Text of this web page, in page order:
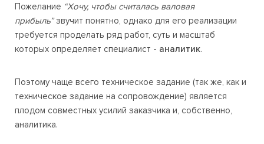
Пожелание “Хочу, чтобы считалась валовая
прибыль”звучит понятно, однако для его реализации
требуется проделать ряд работ, суть и масштаб
которых определяет специалист - аналитик.
Поэтому чаще всего техническое задание (так же, как и
техническое задание на сопровождение) является
плодом совместных усилий заказчика и, собственно,
аналитика.